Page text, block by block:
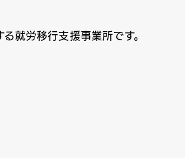
就労移行支援事業所です。